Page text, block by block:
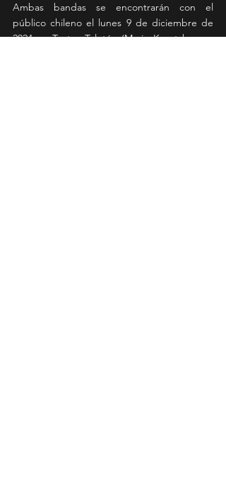
Ambas bandas se encontrarán con el
público chileno el lunes 9 de diciembre de
2024 en Teatro Teletón (Mario Kreutzberger